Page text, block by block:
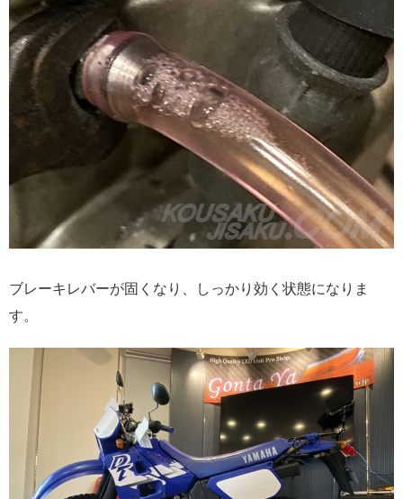
ブレーキレバーが固くなり、しっかり効く状態になりま
す。